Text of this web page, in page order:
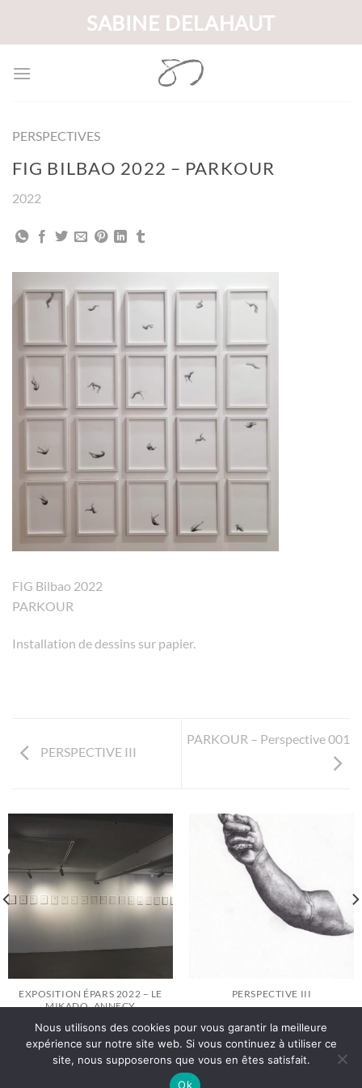
contenu
SABINE DELAHAUT
PERSPECTIVES
FIG BILBAO 2022 – PARKOUR
2022
FIG Bilbao 2022
PARKOUR
Installation de dessins sur papier.
PERSPECTIVE III
PARKOUR – Perspective 001
EXPOSITION ÉPARS 2022 – LE
MIKADO, ANNECY
PERSPECTIVE III
Politique de Confidentialité
Nous utilisons des cookies pour vous garantir la meilleure
expérience sur notre site web. Si vous continuez à utiliser ce
site, nous supposerons que vous en êtes satisfait.
Ok